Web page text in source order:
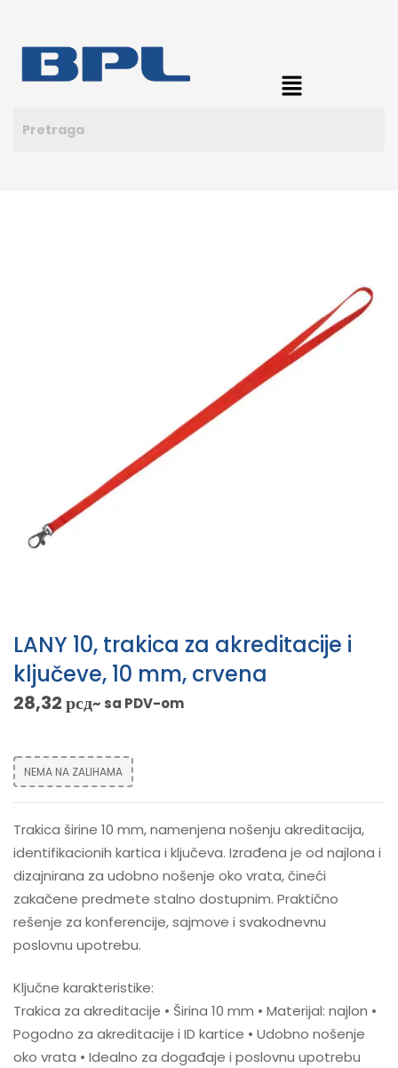
LANY 10, trakica za akreditacije i
ključeve, 10 mm, crvena
28,32рсд~ sa PDV-om
NEMA NA ZALIHAMA
Trakica širine 10 mm, namenjena nošenju akreditacija,
identifikacionih kartica i ključeva. Izrađena je od najlona i
dizajnirana za udobno nošenje oko vrata, čineći
zakačene predmete stalno dostupnim. Praktično
rešenje za konferencije, sajmove i svakodnevnu
poslovnu upotrebu.
Ključne karakteristike:
Trakica za akreditacije • Širina 10 mm • Materijal: najlon •
Pogodno za akreditacije i ID kartice • Udobno nošenje
oko vrata • Idealno za događaje i poslovnu upotrebu